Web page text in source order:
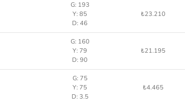
G: 193
Y: 85
D: 46
₺23.210
G: 160
Y: 79
D: 90
₺21.195
G: 75
Y: 75
D: 3.5
₺4.465